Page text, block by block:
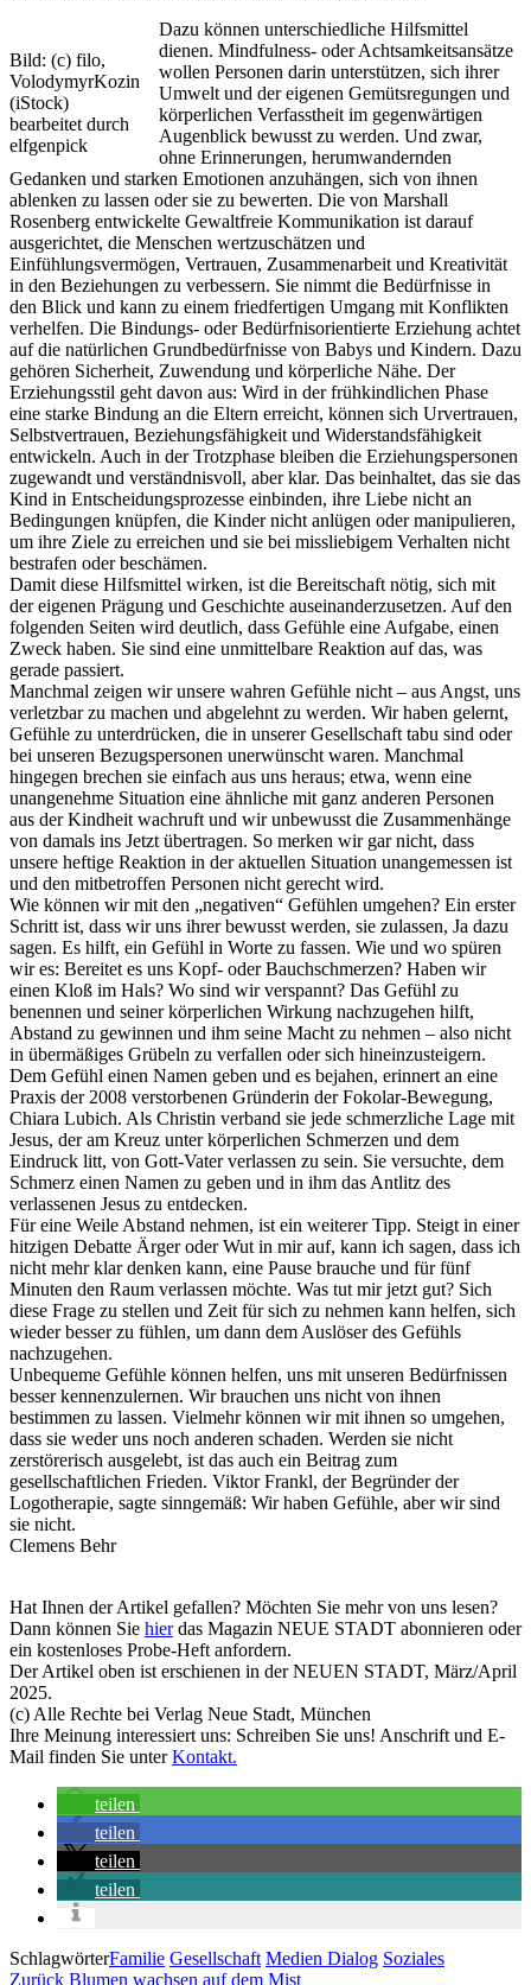
Bild: (c) filo,
VolodymyrKozin
(iStock)
bearbeitet durch
elfgenpick
Dazu können unterschiedliche Hilfsmittel
dienen. Mindfulness- oder Achtsamkeitsansätze
wollen Personen darin unterstützen, sich ihrer
Umwelt und der eigenen Gemütsregungen und
körperlichen Verfasstheit im gegenwärtigen
Augenblick bewusst zu werden. Und zwar,
ohne Erinnerungen, herumwandernden
Gedanken und starken Emotionen anzuhängen, sich von ihnen
ablenken zu lassen oder sie zu bewerten. Die von Marshall
Rosenberg entwickelte Gewaltfreie Kommunikation ist darauf
ausgerichtet, die Menschen wertzuschätzen und
Einfühlungsvermögen, Vertrauen, Zusammenarbeit und Kreativität
in den Beziehungen zu verbessern. Sie nimmt die Bedürfnisse in
den Blick und kann zu einem friedfertigen Umgang mit Konflikten
verhelfen. Die Bindungs- oder Bedürfnisorientierte Erziehung achtet
auf die natürlichen Grundbedürfnisse von Babys und Kindern. Dazu
gehören Sicherheit, Zuwendung und körperliche Nähe. Der
Erziehungsstil geht davon aus: Wird in der frühkindlichen Phase
eine starke Bindung an die Eltern erreicht, können sich Urvertrauen,
Selbstvertrauen, Beziehungsfähigkeit und Widerstandsfähigkeit
entwickeln. Auch in der Trotzphase bleiben die Erziehungspersonen
zugewandt und verständnisvoll, aber klar. Das beinhaltet, das sie das
Kind in Entscheidungsprozesse einbinden, ihre Liebe nicht an
Bedingungen knüpfen, die Kinder nicht anlügen oder manipulieren,
um ihre Ziele zu erreichen und sie bei missliebigem Verhalten nicht
bestrafen oder beschämen.
Damit diese Hilfsmittel wirken, ist die Bereitschaft nötig, sich mit
der eigenen Prägung und Geschichte auseinanderzusetzen. Auf den
folgenden Seiten wird deutlich, dass Gefühle eine Aufgabe, einen
Zweck haben. Sie sind eine unmittelbare Reaktion auf das, was
gerade passiert.
Manchmal zeigen wir unsere wahren Gefühle nicht – aus Angst, uns
verletzbar zu machen und abgelehnt zu werden. Wir haben gelernt,
Gefühle zu unterdrücken, die in unserer Gesellschaft tabu sind oder
bei unseren Bezugspersonen unerwünscht waren. Manchmal
hingegen brechen sie einfach aus uns heraus; etwa, wenn eine
unangenehme Situation eine ähnliche mit ganz anderen Personen
aus der Kindheit wachruft und wir unbewusst die Zusammenhänge
von damals ins Jetzt übertragen. So merken wir gar nicht, dass
unsere heftige Reaktion in der aktuellen Situation unangemessen ist
und den mitbetroffen Personen nicht gerecht wird.
Wie können wir mit den „negativen“ Gefühlen umgehen? Ein erster
Schritt ist, dass wir uns ihrer bewusst werden, sie zulassen, Ja dazu
sagen. Es hilft, ein Gefühl in Worte zu fassen. Wie und wo spüren
wir es: Bereitet es uns Kopf- oder Bauchschmerzen? Haben wir
einen Kloß im Hals? Wo sind wir verspannt? Das Gefühl zu
benennen und seiner körperlichen Wirkung nachzugehen hilft,
Abstand zu gewinnen und ihm seine Macht zu nehmen – also nicht
in übermäßiges Grübeln zu verfallen oder sich hineinzusteigern.
Dem Gefühl einen Namen geben und es bejahen, erinnert an eine
Praxis der 2008 verstorbenen Gründerin der Fokolar-Bewegung,
Chiara Lubich. Als Christin verband sie jede schmerzliche Lage mit
Jesus, der am Kreuz unter körperlichen Schmerzen und dem
Eindruck litt, von Gott-Vater verlassen zu sein. Sie versuchte, dem
Schmerz einen Namen zu geben und in ihm das Antlitz des
verlassenen Jesus zu entdecken.
Für eine Weile Abstand nehmen, ist ein weiterer Tipp. Steigt in einer
hitzigen Debatte Ärger oder Wut in mir auf, kann ich sagen, dass ich
nicht mehr klar denken kann, eine Pause brauche und für fünf
Minuten den Raum verlassen möchte. Was tut mir jetzt gut? Sich
diese Frage zu stellen und Zeit für sich zu nehmen kann helfen, sich
wieder besser zu fühlen, um dann dem Auslöser des Gefühls
nachzugehen.
Unbequeme Gefühle können helfen, uns mit unseren Bedürfnissen
besser kennenzulernen. Wir brauchen uns nicht von ihnen
bestimmen zu lassen. Vielmehr können wir mit ihnen so umgehen,
dass sie weder uns noch anderen schaden. Werden sie nicht
zerstörerisch ausgelebt, ist das auch ein Beitrag zum
gesellschaftlichen Frieden. Viktor Frankl, der Begründer der
Logotherapie, sagte sinngemäß: Wir haben Gefühle, aber wir sind
sie nicht.
Clemens Behr
Hat Ihnen der Artikel gefallen? Möchten Sie mehr von uns lesen?
Dann können Sie hierdas Magazin NEUE STADT abonnieren oder
ein kostenloses Probe-Heft anfordern.
Der Artikel oben ist erschienen in der NEUEN STADT, März/April
2025.
(c) Alle Rechte bei Verlag Neue Stadt, München
Ihre Meinung interessiert uns: Schreiben Sie uns! Anschrift und E-
Mail finden Sie unterKontakt.
teilen
teilen
teilen
teilen
SchlagwörterFamilie Gesellschaft Medien Dialog Soziales
Vorheriger
Zurück Blumen wachsen auf dem Mist